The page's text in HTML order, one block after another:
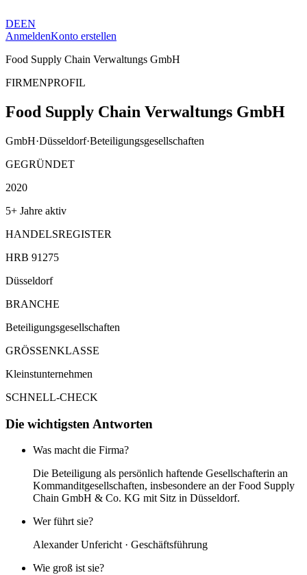
DEEN
AnmeldenKonto erstellen
Food Supply Chain Verwaltungs GmbH
FIRMENPROFIL
Food Supply Chain Verwaltungs GmbH
GmbH·Düsseldorf·Beteiligungsgesellschaften
GEGRÜNDET
2020
5+ Jahre aktiv
HANDELSREGISTER
HRB 91275
Düsseldorf
BRANCHE
Beteiligungsgesellschaften
GRÖSSENKLASSE
Kleinstunternehmen
SCHNELL-CHECK
Die wichtigsten Antworten
Was macht die Firma?
Die Beteiligung als persönlich haftende Gesellschafterin an
Kommanditgesellschaften, insbesondere an der Food Supply
Chain GmbH & Co. KG mit Sitz in Düsseldorf.
Wer führt sie?
Alexander Unfericht · Geschäftsführung
Wie groß ist sie?